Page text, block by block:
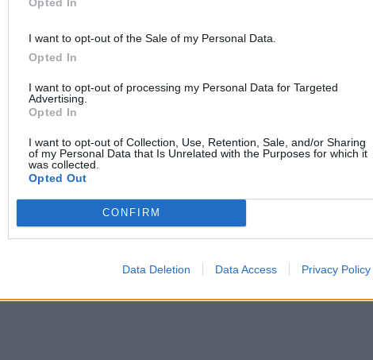
I want to opt-out of the Sale of my Personal Data.
Opted In
I want to opt-out of processing my Personal Data for Targeted
Advertising.
Opted In
I want to opt-out of Collection, Use, Retention, Sale, and/or Sharing
of my Personal Data that Is Unrelated with the Purposes for which it
was collected.
Opted Out
CONFIRM
Data Deletion Data Access Privacy Policy